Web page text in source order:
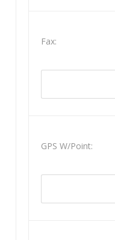
Fax:
GPS W/Point: